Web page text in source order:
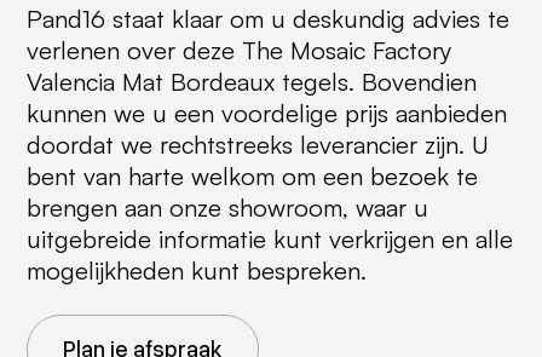
Pand16 staat klaar om u deskundig advies te
verlenen over deze The Mosaic Factory
Valencia Mat Bordeaux tegels. Bovendien
kunnen we u een voordelige prijs aanbieden
doordat we rechtstreeks leverancier zijn. U
bent van harte welkom om een bezoek te
brengen aan onze showroom, waar u
uitgebreide informatie kunt verkrijgen en alle
mogelijkheden kunt bespreken.
Plan je afspraak